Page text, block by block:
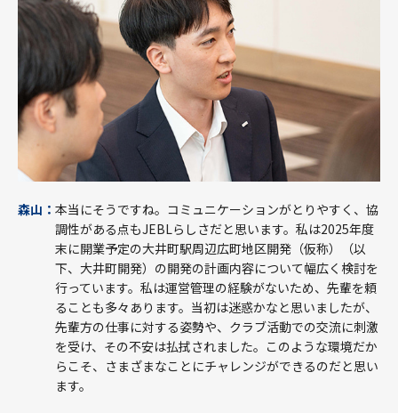
森山： 本当にそうですね。コミュニケーションがとりやすく、協
調性がある点もJEBLらしさだと思います。私は2025年度
末に開業予定の大井町駅周辺広町地区開発（仮称）（以
下、大井町開発）の開発の計画内容について幅広く検討を
行っています。私は運営管理の経験がないため、先輩を頼
ることも多々あります。当初は迷惑かなと思いましたが、
先輩方の仕事に対する姿勢や、クラブ活動での交流に刺激
を受け、その不安は払拭されました。このような環境だか
らこそ、さまざまなことにチャレンジができるのだと思い
ます。